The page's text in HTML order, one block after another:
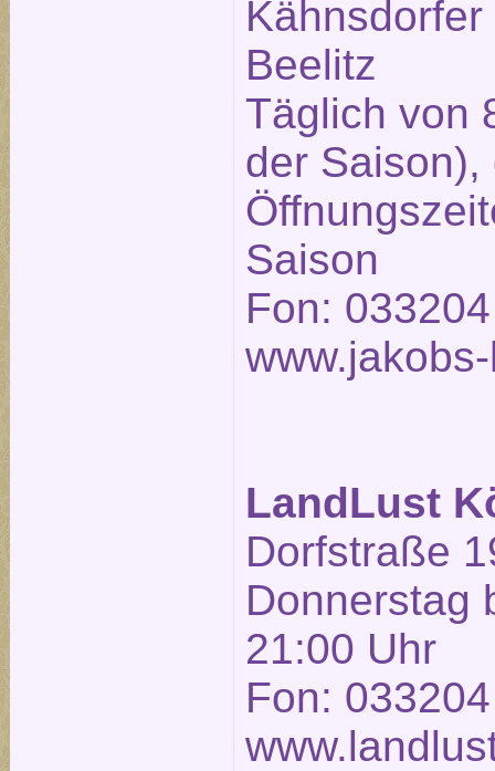
Beelitz
Täglich von
der Saison),
Saison
Fon:
LandLust
Dorfstraße
Donnerstag
21:00 Uhr
Fon: